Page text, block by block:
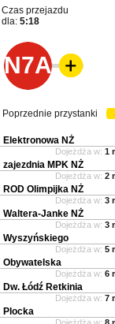
Czas przejazdu
dla: 5:18
N7A
Poprzednie przystanki
Elektronowa NŻ
Dojeżdża w: 1
zajezdnia MPK NŻ
Dojeżdża w: 2
ROD Olimpijka NŻ
Dojeżdża w: 3
Waltera-Janke NŻ
Dojeżdża w: 3
Wyszyńskiego
Dojeżdża w: 5
Obywatelska
Dojeżdża w: 6
Dw. Łódź Retkinia
Dojeżdża w: 7
Plocka